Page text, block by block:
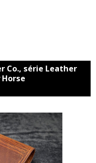
Co., série Leather
Horse